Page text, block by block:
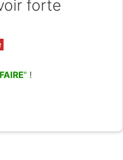
forte
" !